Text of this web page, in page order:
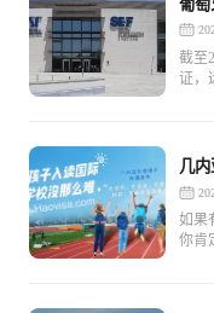
葡萄
美国
截至
证，
几
批,7
如果
你肯